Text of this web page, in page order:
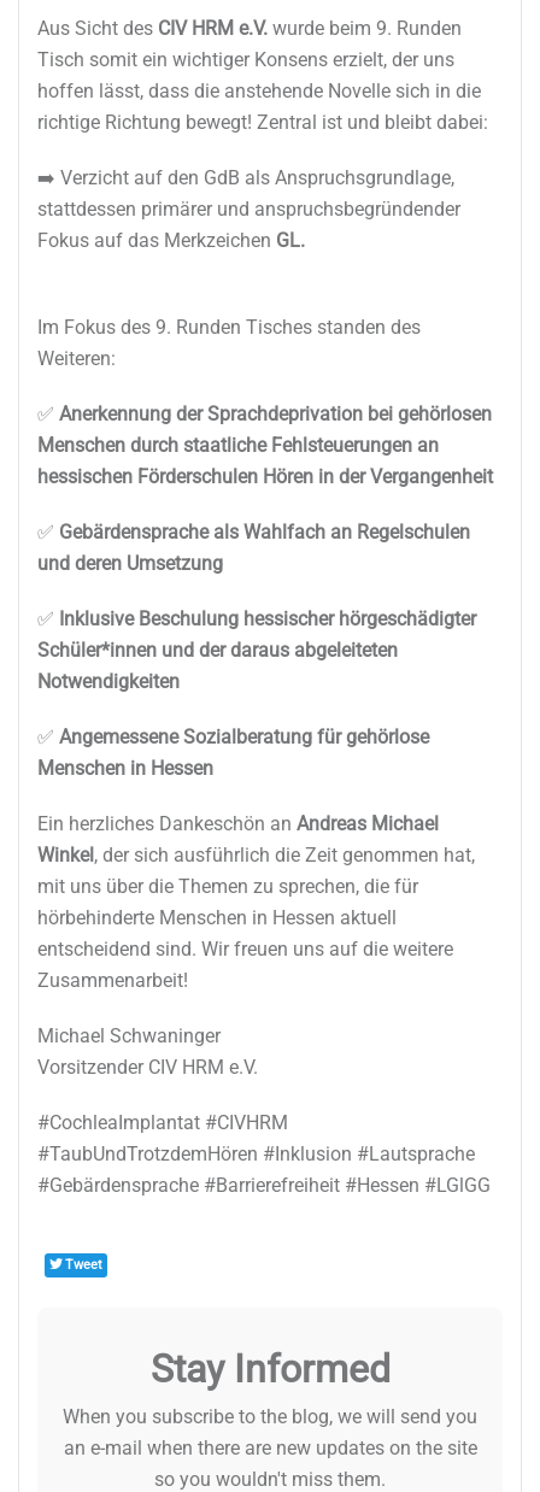
Aus Sicht des CIV HRM e.V. wurde beim 9. Runden
Tisch somit ein wichtiger Konsens erzielt, der uns
hoffen lässt, dass die anstehende Novelle sich in die
richtige Richtung bewegt! Zentral ist und bleibt dabei:
➡️ Verzicht auf den GdB als Anspruchsgrundlage,
stattdessen primärer und anspruchsbegründender
Fokus auf das Merkzeichen GL.
Im Fokus des 9. Runden Tisches standen des
Weiteren:
✅ Anerkennung der Sprachdeprivation bei gehörlosen
Menschen durch staatliche Fehlsteuerungen an
hessischen Förderschulen Hören in der Vergangenheit
✅ Gebärdensprache als Wahlfach an Regelschulen
und deren Umsetzung
✅ Inklusive Beschulung hessischer hörgeschädigter
Schüler*innen und der daraus abgeleiteten
Notwendigkeiten
✅ Angemessene Sozialberatung für gehörlose
Menschen in Hessen
Ein herzliches Dankeschön an Andreas Michael
Winkel, der sich ausführlich die Zeit genommen hat,
mit uns über die Themen zu sprechen, die für
hörbehinderte Menschen in Hessen aktuell
entscheidend sind. Wir freuen uns auf die weitere
Zusammenarbeit!
Michael Schwaninger
Vorsitzender CIV HRM e.V.
#CochleaImplantat #CIVHRM
#TaubUndTrotzdemHören #Inklusion #Lautsprache
#Gebärdensprache #Barrierefreiheit #Hessen #LGlGG
Tweet
Stay Informed
When you subscribe to the blog, we will send you
an e-mail when there are new updates on the site
so you wouldn't miss them.